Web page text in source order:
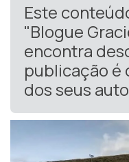
Este
"Blogue
encontra
publicação é
dos seus